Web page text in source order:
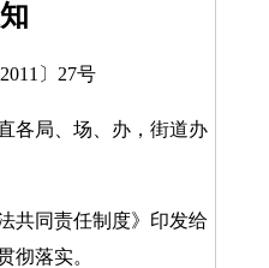
〕27号
各局、场、办，街道办
同责任制度》印发给
彻落实。